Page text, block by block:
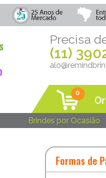
Precisa
(11)
0
Brindes por Ocasião
Formas de